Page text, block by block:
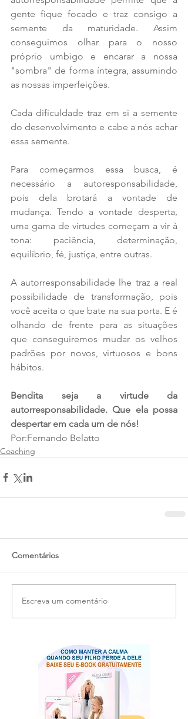
gente fique focado e traz consigo a
semente da maturidade. Assim
conseguimos olhar para o nosso
próprio umbigo e encarar a nossa
"sombra" de forma íntegra, assumindo
as nossas imperfeições.
Cada dificuldade traz em si a semente
do desenvolvimento e cabe a nós achar
essa semente.
Para começarmos essa busca, é
necessário a autoresponsabilidade,
pois dela brotará a vontade de
mudança. Tendo a vontade desperta,
uma gama de virtudes começam a vir à
tona: paciência, determinação,
equilíbrio, fé, justiça, entre outras.
A autorresponsabilidade lhe traz a real
possibilidade de transformação, pois
você aceita o que bate na sua porta. E é
olhando de frente para as situações
que conseguiremos mudar os velhos
padrões por novos, virtuosos e bons
hábitos.
Bendita seja a virtude da
autorresponsabilidade. Que ela possa
despertar em cada um de nós!
Por:Fernando Belatto
Coaching
Comentários
Escreva um comentário